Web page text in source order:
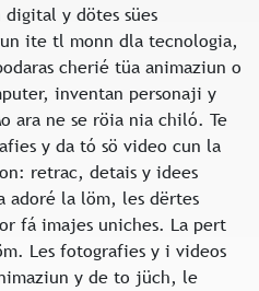
y dötes sües
ite tl monn dla tecnologia,
cherié tüa animaziun o
inventan personaji y
ara ne se röia nia chiló. Te
y da tó sö video cun la
retrac, detais y idees
adoré la löm, les dërtes
fá imajes uniches. La pert
Les fotografies y i videos
y de to jüch, le